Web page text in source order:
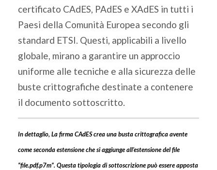
certificato CAdES, PAdES e XAdES in tutti i
Paesi della Comunità Europea secondo gli
standard ETSI. Questi, applicabili a livello
globale, mirano a garantire un approccio
uniforme alle tecniche e alla sicurezza delle
buste crittografiche destinate a contenere
il documento sottoscritto.
In dettaglio, La firma CAdES crea una busta crittografica avente
come seconda estensione che si aggiunge all’estensione del file
“file.pdf.p7m”. Questa tipologia di sottoscrizione può essere apposta